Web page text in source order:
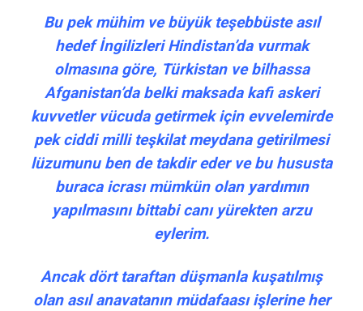
Bu pek mühim ve büyük teşebbüste asıl
hedef İngilizleri Hindistan’da vurmak
olmasına göre, Türkistan ve bilhassa
Afganistan’da belki maksada kafi askeri
kuvvetler vücuda getirmek için evvelemirde
pek ciddi milli teşkilat meydana getirilmesi
lüzumunu ben de takdir eder ve bu hususta
buraca icrası mümkün olan yardımın
yapılmasını bittabi canı yürekten arzu
eylerim.
Ancak dört taraftan düşmanla kuşatılmış
olan asıl anavatanın müdafaası işlerine her